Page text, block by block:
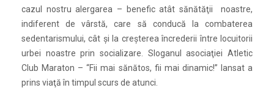
cazul nostru alergarea – benefic atât sănătăţii noastre,
indiferent de vârstă, care să conducă la combaterea
sedentarismului, cât şi la creşterea încrederii între locuitorii
urbei noastre prin socializare. Sloganul asociaţiei Atletic
Club Maraton – “Fii mai sănătos, fii mai dinamic!” lansat a
prins viaţă în timpul scurs de atunci.